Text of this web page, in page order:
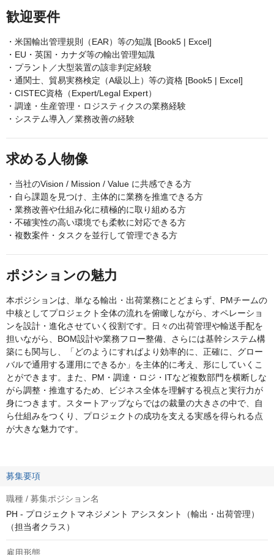
歓迎要件
・米国輸出管理規則（EAR）等の知識 [Book5 | Excel]
・EU・英国・カナダ等の輸出管理知識
・プラント／大型装置の該非判定経験
・通関士、貿易実務検定（A級以上）等の資格 [Book5 | Excel]
・CISTEC資格（Expert/Legal Expert）
・調達・生産管理・ロジスティクスの業務経験
・システム導入／業務改善の経験
求める人物像
・当社のVision / Mission / Value に共感できる方
・自ら課題を見つけ、主体的に業務を推進できる方
・業務改善や仕組み化に積極的に取り組める方
・不確実性の高い環境でも柔軟に対応できる方
・複数案件・タスクを並行して管理できる方
ポジションの魅力
本ポジションは、単なる輸出・出荷業務にとどまらず、PMチームの
中核としてプロジェクト全体の流れを俯瞰しながら、オペレーショ
ンを設計・進化させていく役割です。日々の出荷管理や輸送手配を
担いながら、BOM設計や業務フロー整備、さらには基幹システム構
築にも関与し、「どのようにすればより効率的に、正確に、グロー
バルで通用する運用にできるか」を主体的に考え、形にしていくこ
とができます。また、PM・調達・ロジ・ITなど複数部門を横断しな
がら調整・推進するため、ビジネス全体を理解する視点と実行力が
身につきます。スタートアップならではの裁量の大きさの中で、自
ら仕組みをつくり、プロジェクトの成功を支える実感を得られる点
が大きな魅力です。
募集要項
職種 / 募集ポジション名
PH - プロジェクトマネジメント アシスタント（輸出・出荷管理）
（担当者クラス）
雇用形態